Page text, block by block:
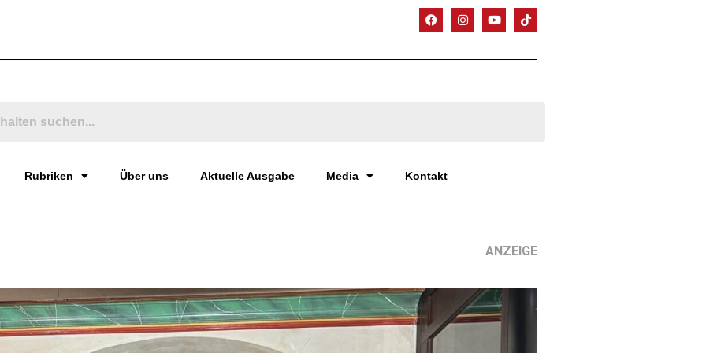
Rubriken Über uns Aktuelle Ausgabe Media Kontakt
ANZEIGE